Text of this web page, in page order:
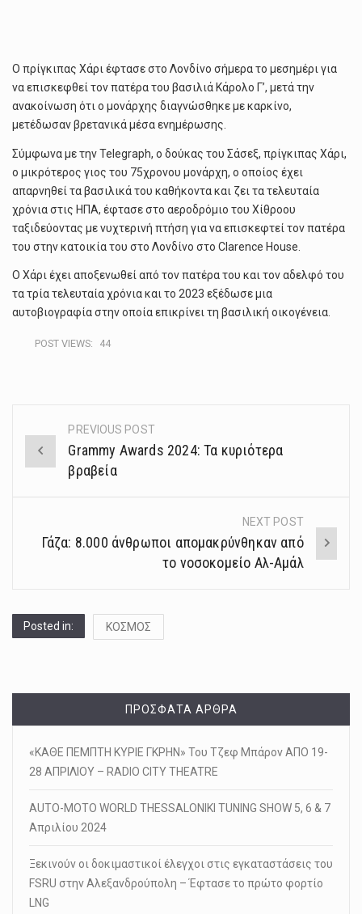
Ο πρίγκιπας Χάρι έφτασε στο Λονδίνο σήμερα το μεσημέρι για
να επισκεφθεί τον πατέρα του βασιλιά Κάρολο Γ’, μετά την
ανακοίνωση ότι ο μονάρχης διαγνώσθηκε με καρκίνο,
μετέδωσαν βρετανικά μέσα ενημέρωσης.
Σύμφωνα με την Telegraph, ο δούκας του Σάσεξ, πρίγκιπας Χάρι,
ο μικρότερος γιος του 75χρονου μονάρχη, ο οποίος έχει
απαρνηθεί τα βασιλικά του καθήκοντα και ζει τα τελευταία
χρόνια στις ΗΠΑ, έφτασε στο αεροδρόμιο του Χίθροου
ταξιδεύοντας με νυχτερινή πτήση για να επισκεφτεί τον πατέρα
του στην κατοικία του στο Λονδίνο στο Clarence House.
Ο Χάρι έχει αποξενωθεί από τον πατέρα του και τον αδελφό του
τα τρία τελευταία χρόνια και το 2023 εξέδωσε μια
αυτοβιογραφία στην οποία επικρίνει τη βασιλική οικογένεια.
POST VIEWS: 44
Post
navigation
PREVIOUS POST
Grammy Awards 2024: Τα κυριότερα
βραβεία
NEXT POST
Γάζα: 8.000 άνθρωποι απομακρύνθηκαν από
το νοσοκομείο Αλ-Αμάλ
Posted in: ΚΟΣΜΟΣ
ΠΡΌΣΦΑΤΑ ΆΡΘΡΑ
«ΚΑΘΕ ΠΕΜΠΤΗ ΚΥΡΙΕ ΓΚΡΗΝ» Του Τζεφ Μπάρον ΑΠΟ 19-
28 ΑΠΡΙΛΙΟΥ – RADIO CITY THEATRE
AUTO-MOTO WORLD THESSALONIKI TUNING SHOW 5, 6 & 7
Απριλίου 2024
Ξεκινούν οι δοκιμαστικοί έλεγχοι στις εγκαταστάσεις του
FSRU στην Αλεξανδρούπολη – Έφτασε το πρώτο φορτίο
LNG